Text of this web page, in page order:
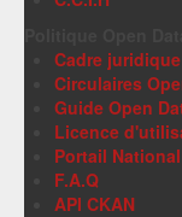
Cadre
Circulaires
Guide Open
Licence
Portail
F.A.Q
API CKAN